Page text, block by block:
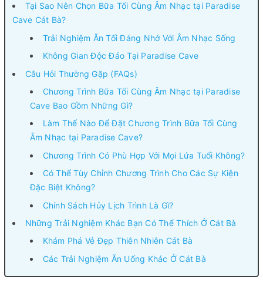
Tại Sao Nên Chọn Bữa Tối Cùng Âm Nhạc tại Paradise
Cave Cát Bà?
Trải Nghiệm Ăn Tối Đáng Nhớ Với Âm Nhạc Sống
Không Gian Độc Đáo Tại Paradise Cave
Câu Hỏi Thường Gặp (FAQs)
Chương Trình Bữa Tối Cùng Âm Nhạc tại Paradise
Cave Bao Gồm Những Gì?
Làm Thế Nào Để Đặt Chương Trình Bữa Tối Cùng
Âm Nhạc tại Paradise Cave?
Chương Trình Có Phù Hợp Với Mọi Lứa Tuổi Không?
Có Thể Tùy Chỉnh Chương Trình Cho Các Sự Kiện
Đặc Biệt Không?
Chính Sách Hủy Lịch Trình Là Gì?
Những Trải Nghiệm Khác Bạn Có Thể Thích Ở Cát Bà
Khám Phá Vẻ Đẹp Thiên Nhiên Cát Bà
Các Trải Nghiệm Ăn Uống Khác Ở Cát Bà